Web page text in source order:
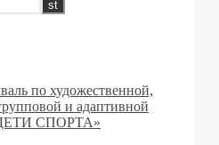
по художественной,
и адаптивной
СПОРТА»